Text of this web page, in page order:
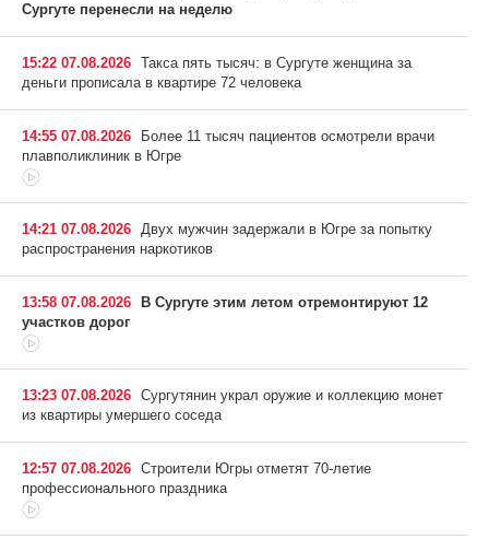
Сургуте перенесли на неделю
15:22 07.08.2026 Такса пять тысяч: в Сургуте женщина за
деньги прописала в квартире 72 человека
14:55 07.08.2026
Более 11 тысяч пациентов осмотрели врачи
плавполиклиник в Югре
14:21 07.08.2026 Двух мужчин задержали в Югре за попытку
распространения наркотиков
13:58 07.08.2026
В Сургуте этим летом отремонтируют 12
участков дорог
13:23 07.08.2026 Сургутянин украл оружие и коллекцию монет
из квартиры умершего соседа
12:57 07.08.2026 Строители Югры отметят 70-летие
профессионального праздника